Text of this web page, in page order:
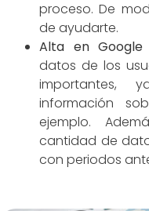
proceso. De
de ayudarte.
Alta en Google
datos de los
importantes,
información
ejemplo.
cantidad de
con periodos